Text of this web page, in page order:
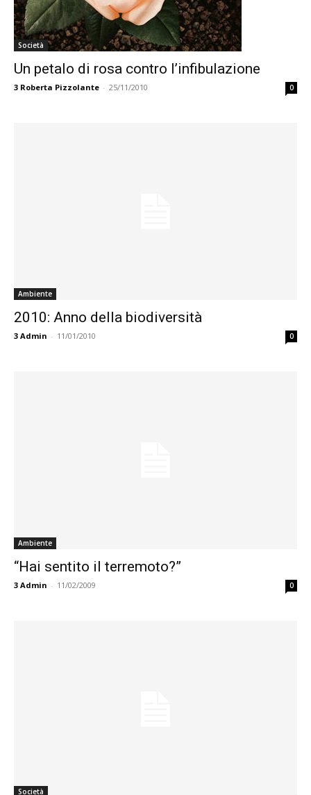
Società
Un petalo di rosa contro l’infibulazione
3 Roberta Pizzolante - 25/11/2010 0
Ambiente
2010: Anno della biodiversità
3 Admin - 11/01/2010 0
Ambiente
“Hai sentito il terremoto?”
3 Admin - 11/02/2009 0
Società